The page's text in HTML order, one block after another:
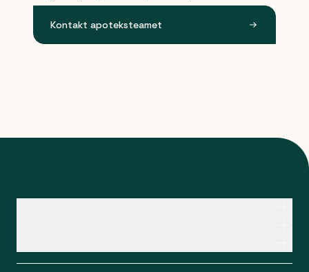
Kontakt apoteksteamet
CVR: 37983446
Apopro guider